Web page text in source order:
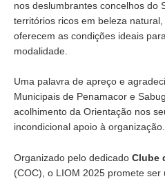
nos deslumbrantes concelhos do
territórios ricos em beleza
oferecem as condições ideais
modalidade.
Uma palavra de apreço e
Municipais de Penamacor e
acolhimento da Orientação nos
incondicional apoio à organização.
Organizado pelo dedicado Clube
(COC), o LIOM 2025 promete ser